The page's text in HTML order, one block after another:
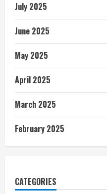
July 2025
June 2025
May 2025
April 2025
March 2025
February 2025
CATEGORIES